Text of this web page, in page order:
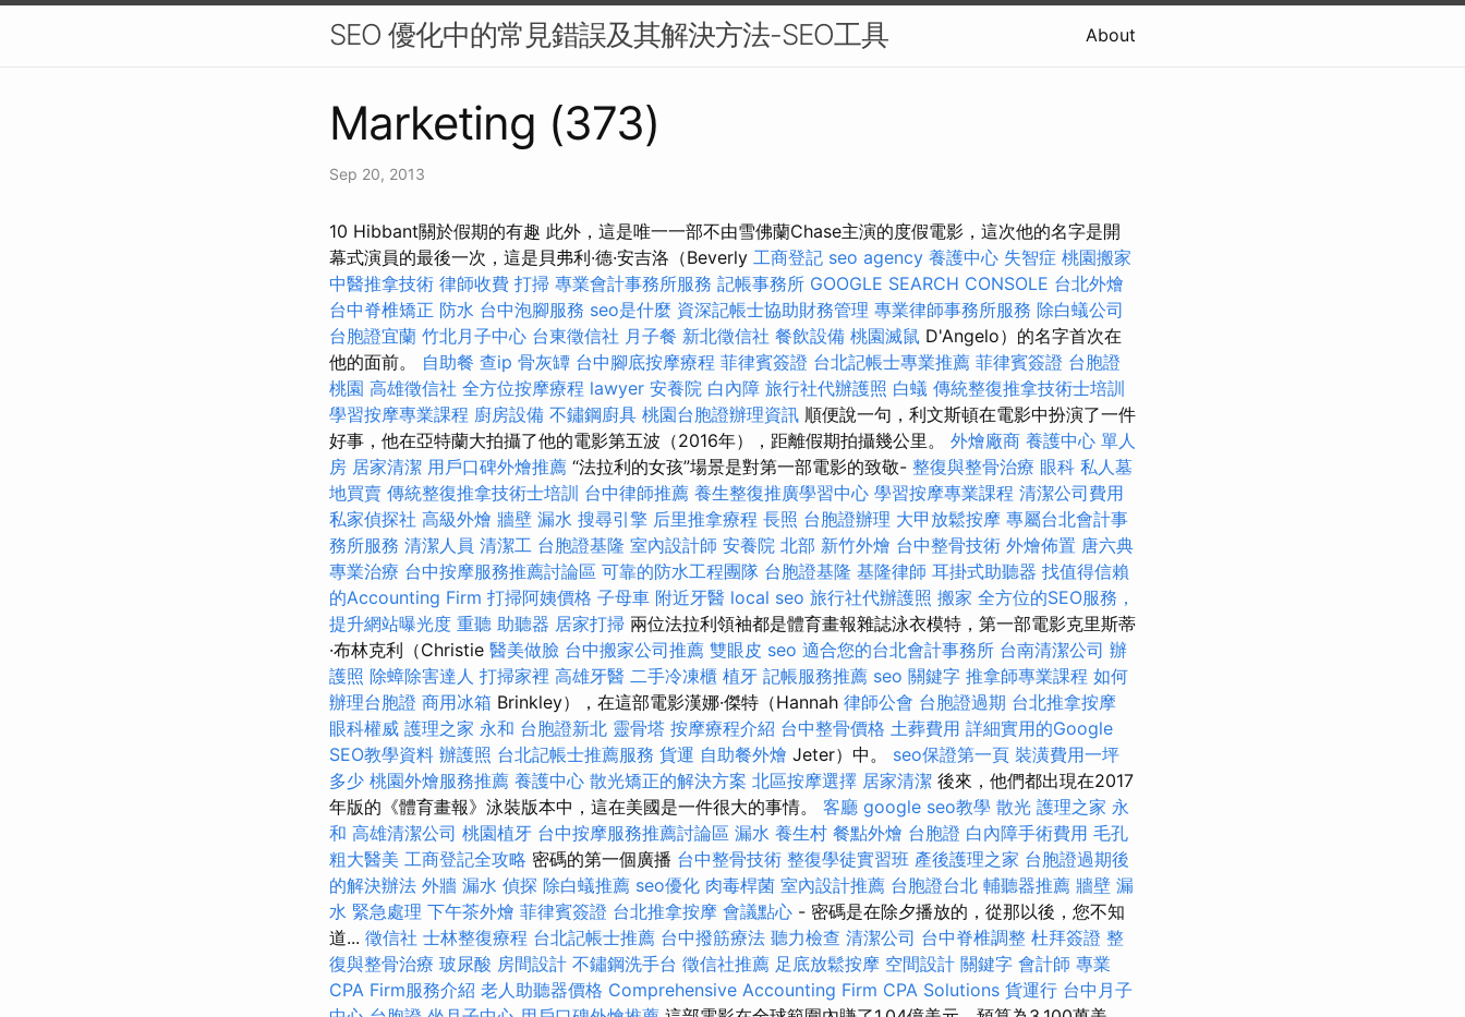
SEO 優化中的常見錯誤及其解決方法-SEO工具 About
Marketing (373)
Sep 20, 2013
10 Hibbant關於假期的有趣 此外，這是唯一一部不由雪佛蘭Chase主演的度假電影，這次他的名字是開
幕式演員的最後一次，這是貝弗利·德·安吉洛（Beverly 工商登記 seo agency 養護中心 失智症 桃園搬家
中醫推拿技術 律師收費 打掃 專業會計事務所服務 記帳事務所 GOOGLE SEARCH CONSOLE 台北外燴
台中脊椎矯正 防水 台中泡腳服務 seo是什麼 資深記帳士協助財務管理 專業律師事務所服務 除白蟻公司
台胞證宜蘭 竹北月子中心 台東徵信社 月子餐 新北徵信社 餐飲設備 桃園滅鼠 D'Angelo）的名字首次在
他的面前。 自助餐 查ip 骨灰罈 台中腳底按摩療程 菲律賓簽證 台北記帳士專業推薦 菲律賓簽證 台胞證
桃園 高雄徵信社 全方位按摩療程 lawyer 安養院 白內障 旅行社代辦護照 白蟻 傳統整復推拿技術士培訓
學習按摩專業課程 廚房設備 不鏽鋼廚具 桃園台胞證辦理資訊 順便說一句，利文斯頓在電影中扮演了一件
好事，他在亞特蘭大拍攝了他的電影第五波（2016年），距離假期拍攝幾公里。 外燴廠商 養護中心 單人
房 居家清潔 用戶口碑外燴推薦 “法拉利的女孩”場景是對第一部電影的致敬- 整復與整骨治療 眼科 私人墓
地買賣 傳統整復推拿技術士培訓 台中律師推薦 養生整復推廣學習中心 學習按摩專業課程 清潔公司費用
私家偵探社 高級外燴 牆壁 漏水 搜尋引擎 后里推拿療程 長照 台胞證辦理 大甲放鬆按摩 專屬台北會計事
務所服務 清潔人員 清潔工 台胞證基隆 室內設計師 安養院 北部 新竹外燴 台中整骨技術 外燴佈置 唐六典
專業治療 台中按摩服務推薦討論區 可靠的防水工程團隊 台胞證基隆 基隆律師 耳掛式助聽器 找值得信賴
的Accounting Firm 打掃阿姨價格 子母車 附近牙醫 local seo 旅行社代辦護照 搬家 全方位的SEO服務，
提升網站曝光度 重聽 助聽器 居家打掃 兩位法拉利領袖都是體育畫報雜誌泳衣模特，第一部電影克里斯蒂
·布林克利（Christie 醫美做臉 台中搬家公司推薦 雙眼皮 seo 適合您的台北會計事務所 台南清潔公司 辦
護照 除蟑除害達人 打掃家裡 高雄牙醫 二手冷凍櫃 植牙 記帳服務推薦 seo 關鍵字 推拿師專業課程 如何
辦理台胞證 商用冰箱 Brinkley），在這部電影漢娜·傑特（Hannah 律師公會 台胞證過期 台北推拿按摩
眼科權威 護理之家 永和 台胞證新北 靈骨塔 按摩療程介紹 台中整骨價格 土葬費用 詳細實用的Google
SEO教學資料 辦護照 台北記帳士推薦服務 貨運 自助餐外燴 Jeter）中。 seo保證第一頁 裝潢費用一坪
多少 桃園外燴服務推薦 養護中心 散光矯正的解決方案 北區按摩選擇 居家清潔 後來，他們都出現在2017
年版的《體育畫報》泳裝版本中，這在美國是一件很大的事情。 客廳 google seo教學 散光 護理之家 永
和 高雄清潔公司 桃園植牙 台中按摩服務推薦討論區 漏水 養生村 餐點外燴 台胞證 白內障手術費用 毛孔
粗大醫美 工商登記全攻略 密碼的第一個廣播 台中整骨技術 整復學徒實習班 產後護理之家 台胞證過期後
的解決辦法 外牆 漏水 偵探 除白蟻推薦 seo優化 肉毒桿菌 室內設計推薦 台胞證台北 輔聽器推薦 牆壁 漏
水 緊急處理 下午茶外燴 菲律賓簽證 台北推拿按摩 會議點心 - 密碼是在除夕播放的，從那以後，您不知
道... 徵信社 士林整復療程 台北記帳士推薦 台中撥筋療法 聽力檢查 清潔公司 台中脊椎調整 杜拜簽證 整
復與整骨治療 玻尿酸 房間設計 不鏽鋼洗手台 徵信社推薦 足底放鬆按摩 空間設計 關鍵字 會計師 專業
CPA Firm服務介紹 老人助聽器價格 Comprehensive Accounting Firm CPA Solutions 貨運行 台中月子